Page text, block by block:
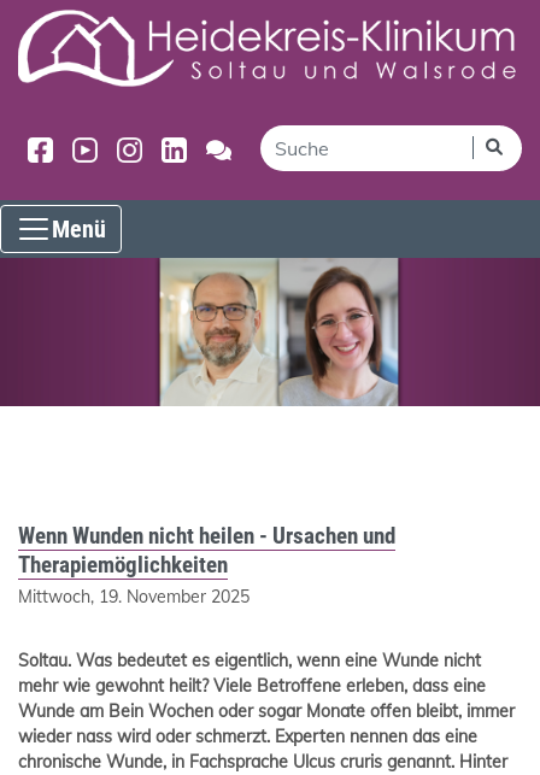
Menü
Wenn Wunden nicht heilen - Ursachen und
Therapiemöglichkeiten
Mittwoch, 19. November 2025
Soltau. Was bedeutet es eigentlich, wenn eine Wunde nicht
mehr wie gewohnt heilt? Viele Betroffene erleben, dass eine
Wunde am Bein Wochen oder sogar Monate offen bleibt, immer
wieder nass wird oder schmerzt. Experten nennen das eine
chronische Wunde, in Fachsprache Ulcus cruris genannt. Hinter